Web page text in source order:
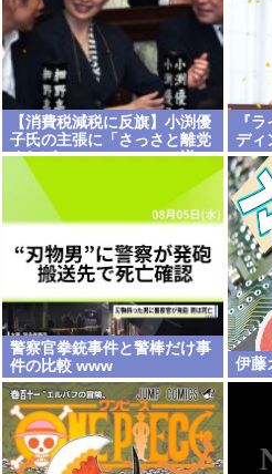
【消費税減税に反旗】小渕優
子氏の主張に「さっさと離党
すればいいのに」SNSで逆
風…父親から続く「消費税の
系譜」とは
『
ディ
フィ
∀ﾟ
警察官拳銃事件と警棒だけ事
件の比較 www
伊藤